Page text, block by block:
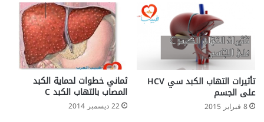
تأثيرات التهاب الكبد سي HCV
على الجسم
8 فبراير 2015
ثماني خطوات لحماية الكبد
المصاب بالتهاب الكبد C
22 ديسمبر 2014